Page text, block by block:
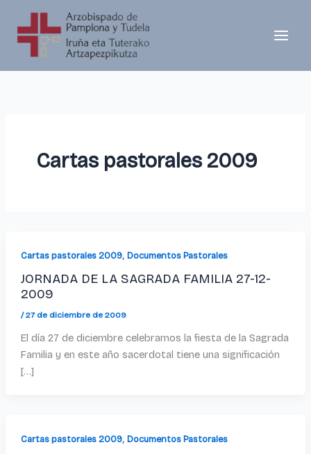
contenido
Cartas pastorales 2009
Cartas pastorales 2009, Documentos Pastorales
JORNADA DE LA SAGRADA FAMILIA 27-12-
2009
/27 de diciembre de 2009
El día 27 de diciembre celebramos la fiesta de la Sagrada
Familia y en este año sacerdotal tiene una significación
[…]
Cartas pastorales 2009, Documentos Pastorales